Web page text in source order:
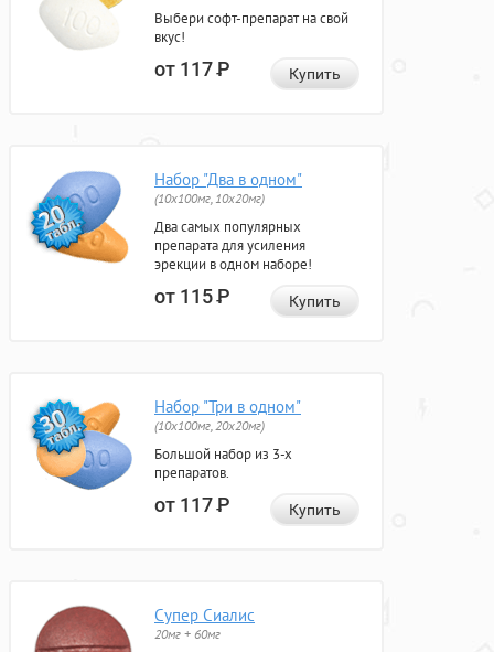
Выбери софт-препарат на свой
вкус!
от 117Р Купить
Набор "Два в одном"
(10x100мг, 10x20мг)
Два самых популярных
препарата для усиления
эрекции в одном наборе!
от 115Р Купить
Набор "Три в одном"
(10x100мг, 20x20мг)
Большой набор из 3-х
препаратов.
от 117Р Купить
Супер Сиалис
20мг + 60мг